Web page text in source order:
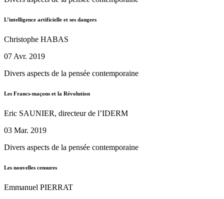
L’intelligence artificielle et ses dangers
Christophe HABAS
07 Avr. 2019
Divers aspects de la pensée contemporaine
Les Francs-maçons et la Révolution
Eric SAUNIER, directeur de l’IDERM
03 Mar. 2019
Divers aspects de la pensée contemporaine
Les nouvelles censures
Emmanuel PIERRAT